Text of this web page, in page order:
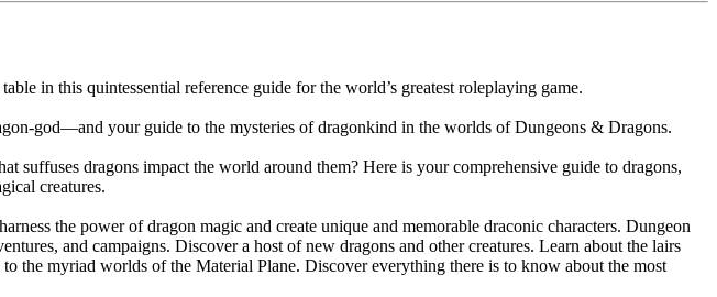
in this quintessential reference guide for the world’s greatest roleplaying game.
god—and your guide to the mysteries of dragonkind in the worlds of Dungeons & Dragons.
suffuses dragons impact the world around them? Here is your comprehensive guide to dragons,
creatures.
the power of dragon magic and create unique and memorable draconic characters. Dungeon
and campaigns. Discover a host of new dragons and other creatures. Learn about the lairs
the myriad worlds of the Material Plane. Discover everything there is to know about the most